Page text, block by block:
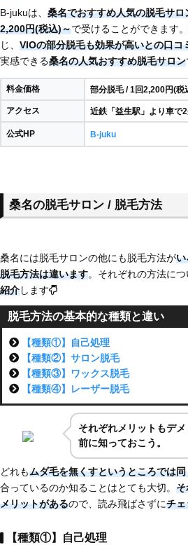
B-jukuは、 桑名でおすすめ人気の脱毛サロ
2,200円(税込)～で受けることができます
じ、 VIOの部分脱毛も効果が高いとの口コ
実感できる桑名の人気おすすめ脱毛サロン
料金価格 部分脱毛 / 1回2,200円(税
アクセス 近鉄「益生駅」より車で
公式HP B-juku
桑名の脱毛サロン / 脱毛方法
桑名には脱毛サロンの他にも脱毛方法がい
脱毛方法は違います。それぞれの方法に
紹介します
脱毛方法の基本的な種類と違い
【種類①】自己処理
【種類②】サロン脱毛
【種類③】ワックス脱毛
【種類④】レーザー脱毛
それぞれメリットもデ
前に知っておこう。
どれもムダ毛を無くすというところでは同
合っているのか知ることはとても大切。 そ
メリットがあるので、読み飛ばさずにチェ
【種類①】自己処理